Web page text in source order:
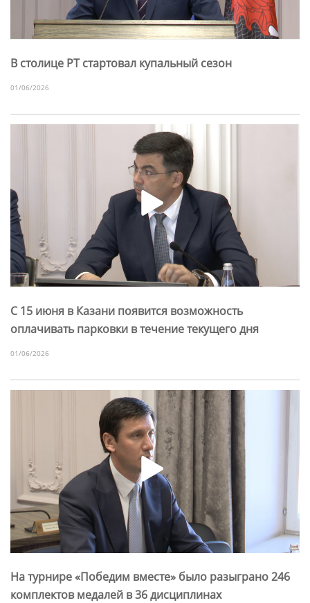
В столице РТ стартовал купальный сезон
01/06/2026
С 15 июня в Казани появится возможность
оплачивать парковки в течение текущего дня
01/06/2026
На турнире «Победим вместе» было разыграно 246
комплектов медалей в 36 дисциплинах